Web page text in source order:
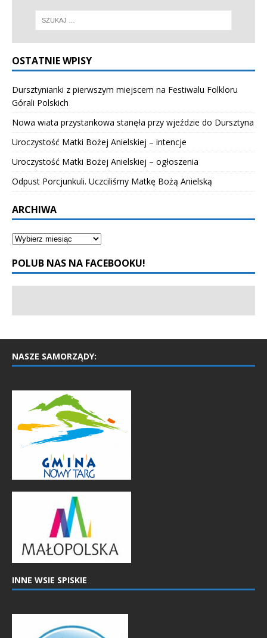
OSTATNIE WPISY
Dursztynianki z pierwszym miejscem na Festiwalu Folkloru
Górali Polskich
Nowa wiata przystankowa stanęła przy wjeździe do Dursztyna
Uroczystość Matki Bożej Anielskiej – intencje
Uroczystość Matki Bożej Anielskiej – ogłoszenia
Odpust Porcjunkuli. Uczciliśmy Matkę Bożą Anielską
ARCHIWA
POLUB NAS NA FACEBOOKU!
NASZE SAMORZĄDY:
INNE WSIE SPISKIE